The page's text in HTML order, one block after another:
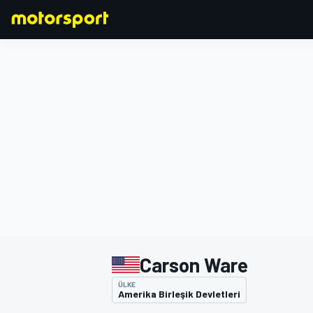
Carson Ware
ÜLKE
Amerika Birleşik Devletleri